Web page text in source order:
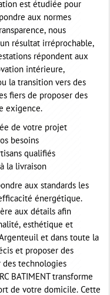
est étudiée pour
aux normes
nous
résultat irréprochable,
répondent aux
intérieure,
la transition vers des
fiers de proposer des
exigence.
de votre projet
besoins
qualifiés
la livraison
aux standards les
énergétique.
aux détails afin
esthétique et
et dans toute la
et proposer des
des technologies
BATIMENT transforme
de votre domicile. Cette